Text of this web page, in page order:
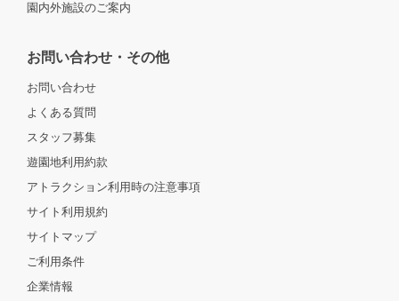
園内外施設のご案内
お問い合わせ・その他
お問い合わせ
よくある質問
スタッフ募集
遊園地利用約款
アトラクション利用時の注意事項
サイト利用規約
サイトマップ
ご利用条件
企業情報